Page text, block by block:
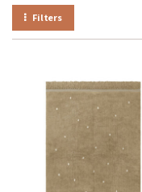
Filters